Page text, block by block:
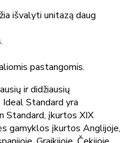
išvalyti unitazą daug
pastangomis.
ir didžiausių
Standard yra
Standard, įkurtos XIX
gamyklos įkurtos Anglijoje,